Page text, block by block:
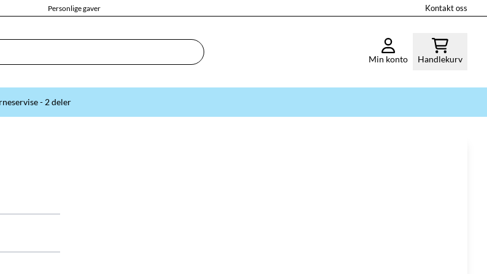
Personlige gaver Kontakt oss
Min konto Handlekurv
- 2 deler